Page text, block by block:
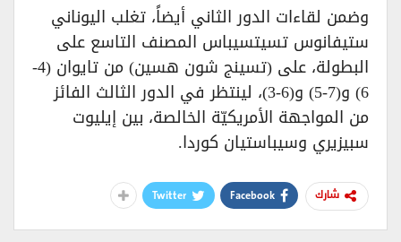
وضمن لقاءات الدور الثاني أيضاً، تغلب اليوناني
ستيفانوس تسيتسيباس المصنف التاسع على
البطولة، على (تسينج شون هسين) من تايوان (4-
6) و(7-5) و(6-3)، لينتظر في الدور الثالث الفائز
من المواجهة الأمريكيّة الخالصة، بين إيليوت
سبيزيري وسيباستيان كوردا.
شارك Facebook
Twitter